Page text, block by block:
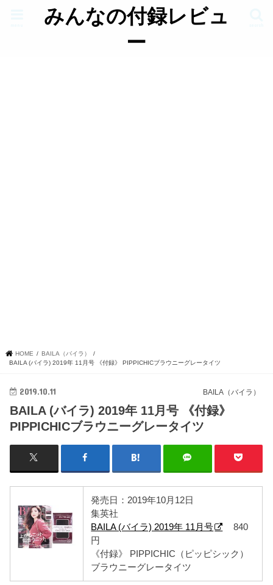
みんなの付録レビュ
ー
HOME
BAILA（バイラ）
BAILA (バイラ) 2019年 11月号 《付録》 PIPPICHICブラウニーグレータイツ
BAILA（バイラ）
2019.10.11
BAILA (バイラ) 2019年 11月号 《付録》
PIPPICHICブラウニーグレータイツ
発売日：2019年10月12日
集英社
BAILA (バイラ) 2019年 11月号
840
円
《付録》 PIPPICHIC（ピッピシック）
ブラウニーグレータイツ